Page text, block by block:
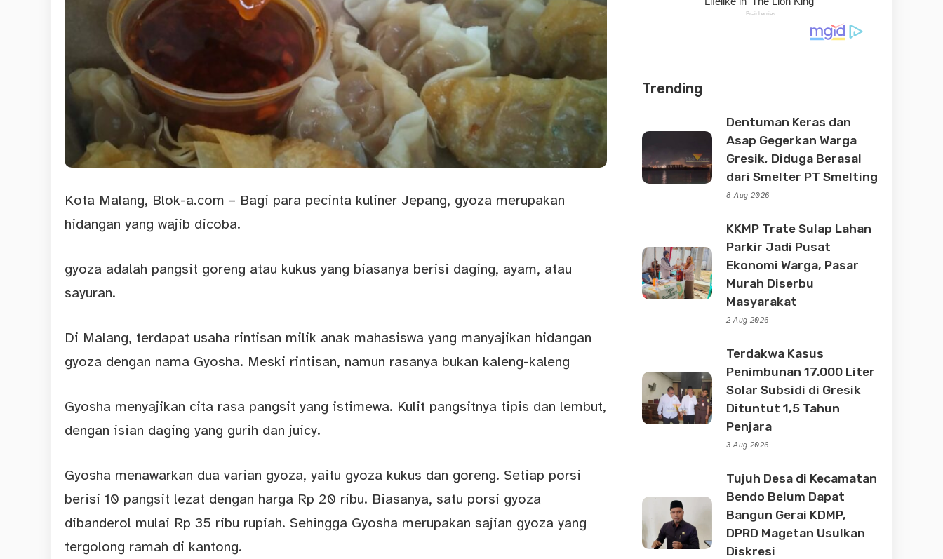
Kota Malang, Blok-a.com – Bagi para pecinta kuliner Jepang, gyoza merupakan
hidangan yang wajib dicoba.
gyoza adalah pangsit goreng atau kukus yang biasanya berisi daging, ayam, atau
sayuran.
Di Malang, terdapat usaha rintisan milik anak mahasiswa yang manyajikan hidangan
gyoza dengan nama Gyosha. Meski rintisan, namun rasanya bukan kaleng-kaleng
Gyosha menyajikan cita rasa pangsit yang istimewa. Kulit pangsitnya tipis dan lembut,
dengan isian daging yang gurih dan juicy.
Gyosha menawarkan dua varian gyoza, yaitu gyoza kukus dan goreng. Setiap porsi
berisi 10 pangsit lezat dengan harga Rp 20 ribu. Biasanya, satu porsi gyoza
dibanderol mulai Rp 35 ribu rupiah. Sehingga Gyosha merupakan sajian gyoza yang
tergolong ramah di kantong.
Trending
Dentuman Keras dan
Asap Gegerkan Warga
Gresik, Diduga Berasal
dari Smelter PT Smelting
8 Aug 2026
KKMP Trate Sulap Lahan
Parkir Jadi Pusat
Ekonomi Warga, Pasar
Murah Diserbu
Masyarakat
2 Aug 2026
Terdakwa Kasus
Penimbunan 17.000 Liter
Solar Subsidi di Gresik
Dituntut 1,5 Tahun
Penjara
3 Aug 2026
Tujuh Desa di Kecamatan
Bendo Belum Dapat
Bangun Gerai KDMP,
DPRD Magetan Usulkan
Diskresi